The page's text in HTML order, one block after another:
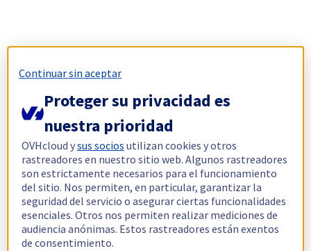
Continuar sin aceptar
Proteger su privacidad es
nuestra prioridad
OVHcloud ysus socios utilizan cookies y otros
rastreadores en nuestro sitio web. Algunos rastreadores
son estrictamente necesarios para el funcionamiento
del sitio. Nos permiten, en particular, garantizar la
seguridad del servicio o asegurar ciertas funcionalidades
esenciales. Otros nos permiten realizar mediciones de
audiencia anónimas. Estos rastreadores están exentos
de consentimiento.